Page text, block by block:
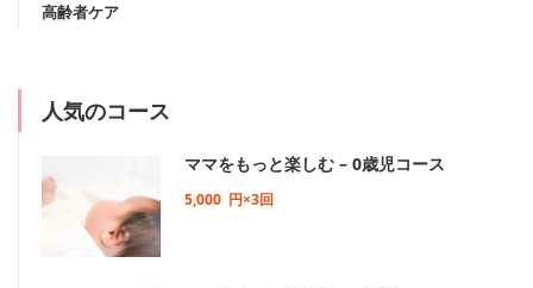
高齢者ケア
人気のコース
ママをもっと楽しむ – 0歳児コース
5,000 円×3回